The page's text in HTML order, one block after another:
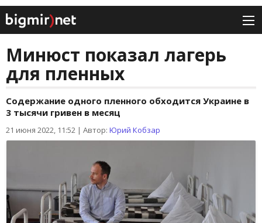
Минюст показал лагерь
для пленных
Содержание одного пленного обходится Украине в
3 тысячи гривен в месяц
21 июня 2022, 11:52 | Автор: Юрий Кобзар